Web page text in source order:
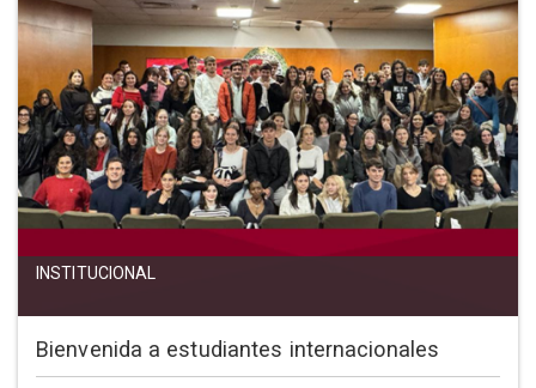
INSTITUCIONAL
Bienvenida a estudiantes internacionales